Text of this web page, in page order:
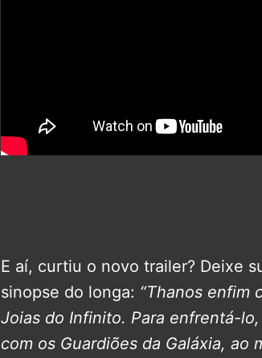
E aí, curtiu o novo trailer? Deixe
sinopse do longa: “Thanos enfim
Joias do Infinito. Para enfrentá-
com os Guardiões da Galáxia, ao